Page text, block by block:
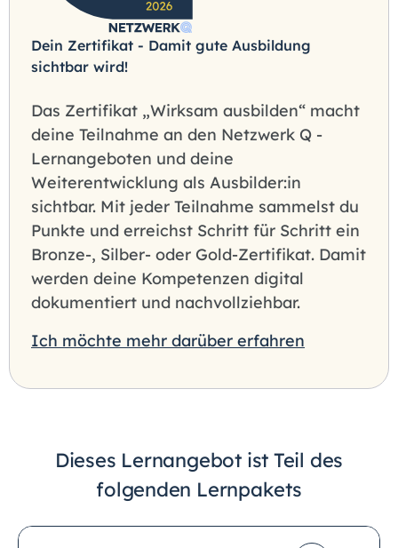
Dein Zertifikat - Damit gute Ausbildung
sichtbar wird!
Das Zertifikat „Wirksam ausbilden“ macht
deine Teilnahme an den Netzwerk Q -
Lernangeboten und deine
Weiterentwicklung als Ausbilder:in
sichtbar. Mit jeder Teilnahme sammelst du
Punkte und erreichst Schritt für Schritt ein
Bronze-, Silber- oder Gold-Zertifikat. Damit
werden deine Kompetenzen digital
dokumentiert und nachvollziehbar.
Ich möchte mehr darüber erfahren
Dieses Lernangebot ist Teil des
folgenden Lernpakets